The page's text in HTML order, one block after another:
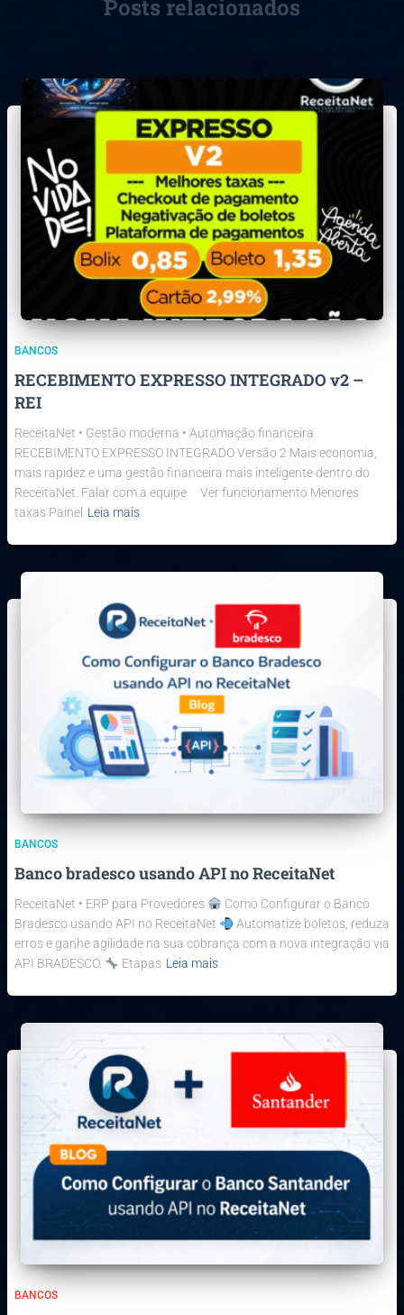
Posts relacionados
BANCOS
RECEBIMENTO EXPRESSO INTEGRADO v2 –
REI
ReceitaNet • Gestão moderna • Automação financeira
RECEBIMENTO EXPRESSO INTEGRADO Versão 2 Mais economia,
mais rapidez e uma gestão financeira mais inteligente dentro do
ReceitaNet. Falar com a equipe Ver funcionamento Menores
taxas Painel Leia mais
BANCOS
Banco bradesco usando API no ReceitaNet
ReceitaNet • ERP para Provedores
Como Configurar o Banco
Bradesco usando API no ReceitaNet
Automatize boletos, reduza
erros e ganhe agilidade na sua cobrança com a nova integração via
API BRADESCO.
Etapas Leia mais
BANCOS